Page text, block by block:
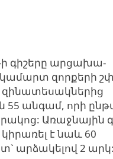
ի գիշերը արցախա-
զորքերի
անգամ, որի
Առաջնային
է նաև 60
արձակելով 2 արկ: